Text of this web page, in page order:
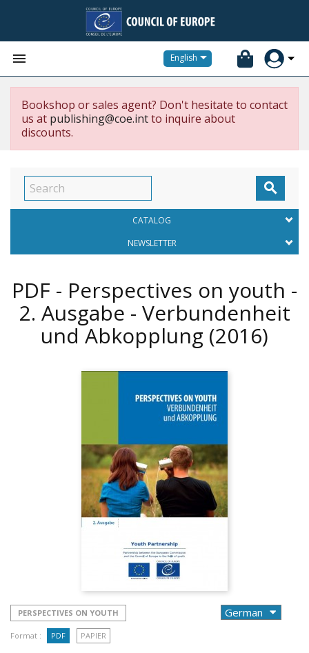
 English
Bookshop or sales agent? Don't hesitate to contact
us at publishing@coe.intto inquire about
discounts.

CATALOG
NEWSLETTER
PDF - Perspectives on youth -
2. Ausgabe - Verbundenheit
und Abkopplung (2016)
PERSPECTIVES ON YOUTH
Format : PDF PAPIER